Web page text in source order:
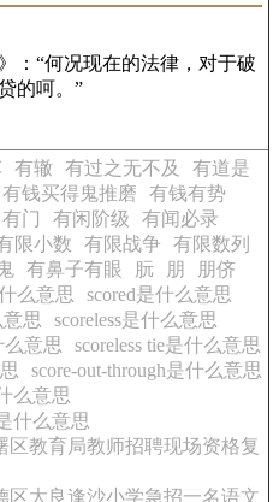
：“何况现在的法律，对于破
的呵。”
有辙 有过之无不及
有道是
有钱买得鬼推磨
有钱有势
有门 有闲阶级
有闻必录
限小数 有限战争 有限数列
有鼻子有眼 朊 朋
朋侪
么意思
scored是什么意思
意思
scoreless是什么意思
么意思
scoreless tie是什么意思
score-out-through是什么意思
么意思
什么意思
区教育局教师招聘现场资格复
区大良逢沙小学急招一名语文